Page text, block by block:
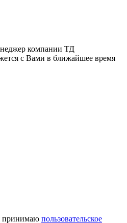
компании ТД
с Вами в ближайшее время
принимаю пользовательское